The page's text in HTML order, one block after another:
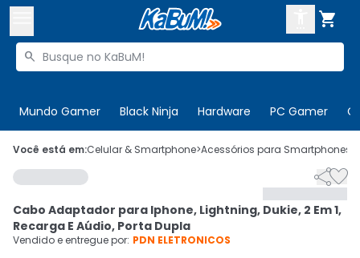

Buscar produtos

Mundo Gamer Black Ninja Hardware PC Gamer
 Olá. Acesse sua conta
 Departamentos
Cupons
CADASTRE-SE
Você está em:Celular & Smartphone>Acessórios para Smartphones

Cabo Adaptador para Iphone, Lightning, Dukie, 2 Em 1,
Recarga E Aúdio, Porta Dupla
Vendido e entregue por: PDN ELETRONICOS